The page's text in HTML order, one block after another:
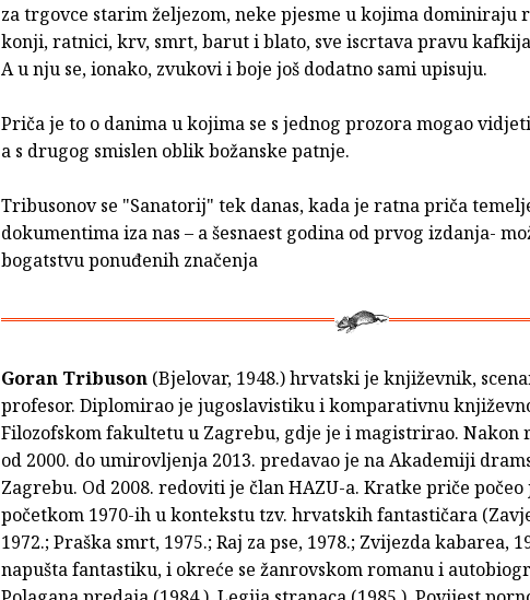
za trgovce starim željezom, neke pjesme u kojima dominiraju
konji, ratnici, krv, smrt, barut i blato, sve iscrtava pravu
A u nju se, ionako, zvukovi i boje još dodatno sami upisuju.
Priča je to o danima u kojima se s jednog prozora mogao
a s drugog smislen oblik božanske patnje.
Tribusonov se "Sanatorij" tek danas, kada je ratna priča
dokumentima iza nas – a šesnaest godina od prvog izdanja-
bogatstvu ponuđenih značenja
Goran Tribuson (Bjelovar, 1948.) hrvatski je književnik,
profesor. Diplomirao je jugoslavistiku i komparativnu
Filozofskom fakultetu u Zagrebu, gdje je i magistrirao. Nakon
od 2000. do umirovljenja 2013. predavao je na Akademiji
Zagrebu. Od 2008. redoviti je član HAZU-a. Kratke priče
početkom 1970-ih u kontekstu tzv. hrvatskih fantastičara
1972.; Praška smrt, 1975.; Raj za pse, 1978.; Zvijezda kabarea,
napušta fantastiku, i okreće se žanrovskom romanu i